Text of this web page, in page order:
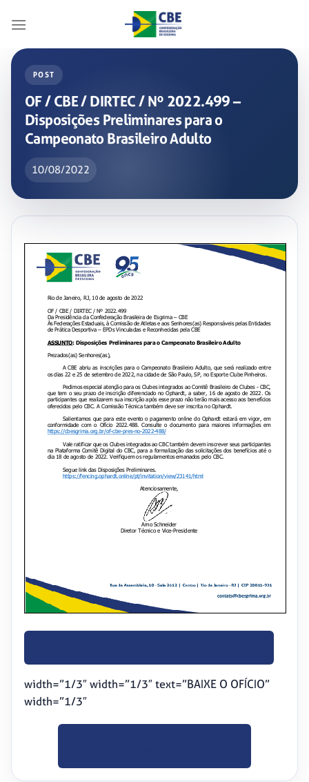
POST
OF / CBE / DIRTEC / Nº 2022.499 –
Disposições Preliminares para o
Campeonato Brasileiro Adulto
10/08/2022
width=”1/3″ width=”1/3″ text=”BAIXE O OFÍCIO”
width=”1/3″